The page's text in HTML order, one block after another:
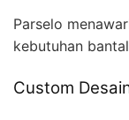
Parselo
kebutuhan
Custom